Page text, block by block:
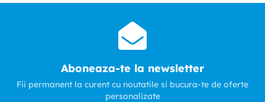
Aboneaza-te la newsletter
Fii permanent la curent cu noutatile si bucura-te de oferte
personalizate